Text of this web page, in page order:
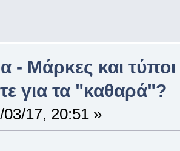
- Μάρκες και τύποι
για τα "καθαρά"?
03/17, 20:51 »